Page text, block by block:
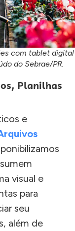
com tablet digital
do Sebrae/PR.
Planilhas
e
visual e
para
seu
além de